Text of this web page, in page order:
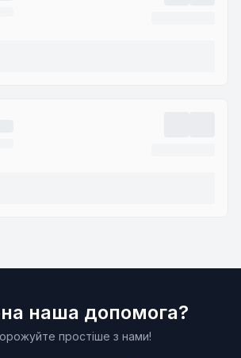
наша допомога?
простіше з нами!